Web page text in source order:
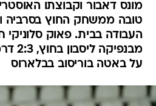
מונס דאבור וקבוצתו
טובה ממשחק החוץ בסרביה
על באטה בוריסוב בבלארוס